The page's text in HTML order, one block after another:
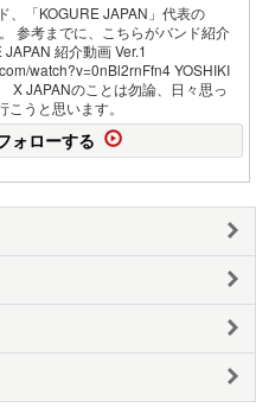
、「KOGURE JAPAN」代表の
参考までに、こちらがバンド紹介
紹介動画 Ver.1
watch?v=0nBl2rnFfn4 YOSHIKI
X JAPANのことは勿論、日々思っ
うと思います。
ォローする